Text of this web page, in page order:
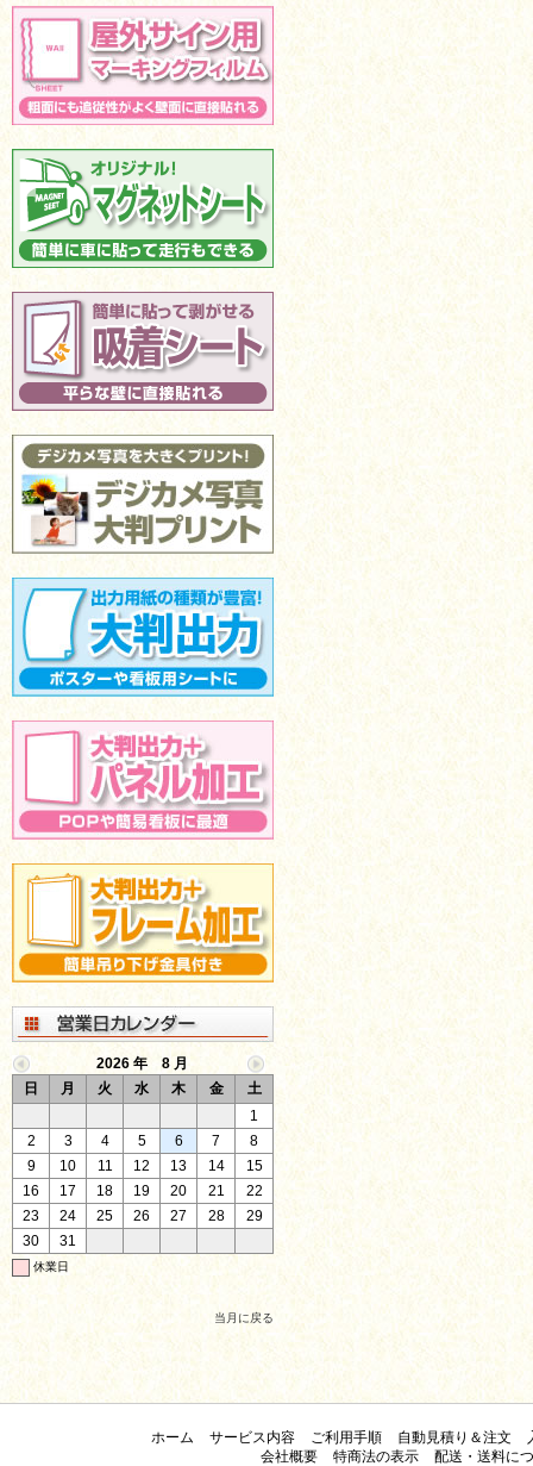
2026 年 8 月
日
月 火 水 木 金
土
1
2
3 4 5 6 7
8
9
10 11 12 13 14
15
16
17 18 19 20 21
22
23
24 25 26 27 28
29
30
31
休業日
当月に戻る
ホーム サービス内容 ご利用手順 自動見積り＆注文
会社概要
特商法の表示 配送・送料に